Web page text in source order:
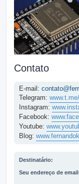
Contato
E-mail:
Telegram:
Instagram:
Facebook:
Youtube:
Blog:
Destinatário:
Seu endereço de